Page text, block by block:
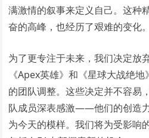
满激情的叙事来定义自己。这种
奋的高峰，也经历了艰难的变化。
为了更专注于未来，我们决定放
《Apex英雄》和《星球大战绝
的团队调整。这些决定并不容易
队成员深表感激——他们的创造
为今天的模样。我们将为受影响